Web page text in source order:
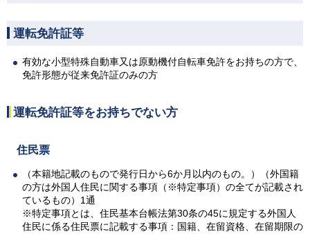
運転免許証等
有効な小型特殊自動車又は原動機付自転車免許をお持ちの方で、
免許形態が従来免許証のみの方
運転免許証等をお持ちでない方
住民票
（本籍地記載のもので発行日から6か月以内のもの。）（外国籍
の方は外国人住民に関する事項（※特定事項）の全てが記載され
ているもの）1通
※特定事項とは、住民基本台帳法第30条の45に規定する外国人
住民に係る住民票に記載する事項：国籍、在留資格、在留期限の